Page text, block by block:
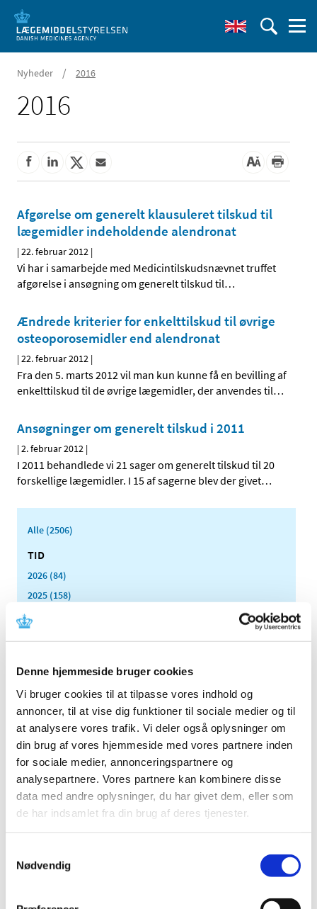
Denne hjemmeside bruger cookies
Vi bruger cookies til at tilpasse vores indhold og
annoncer, til at vise dig funktioner til sociale medier og til
at analysere vores trafik. Vi deler også oplysninger om
din brug af vores hjemmeside med vores partnere inden
for sociale medier, annonceringspartnere og
analysepartnere. Vores partnere kan kombinere disse
data med andre oplysninger, du har givet dem, eller som
de har indsamlet fra din brug af deres tjenester.
Nødvendig
Nyheder / 2016
2016
Afgørelse om generelt klausuleret tilskud til
lægemidler indeholdende alendronat
|22. februar 2012 |
Vi har i samarbejde med Medicintilskudsnævnet truffet
afgørelse i ansøgning om generelt tilskud til…
Ændrede kriterier for enkelttilskud til øvrige
osteoporosemidler end alendronat
|22. februar 2012 |
Fra den 5. marts 2012 vil man kun kunne få en bevilling af
enkelttilskud til de øvrige lægemidler, der anvendes til…
Ansøgninger om generelt tilskud i 2011
|2. februar 2012 |
I 2011 behandlede vi 21 sager om generelt tilskud til 20
forskellige lægemidler. I 15 af sagerne blev der givet…
Alle (2506)
TID
2026 (84)
2025 (158)
2024 (224)
2021 (516)
2020 (263)
2019 (159)
2018 (150)
2017 (167)
2016 (167)
2015 (33)
2014 (44)
2013 (49)
december (2)